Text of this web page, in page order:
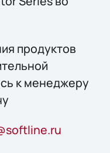
продуктов
к менеджеру